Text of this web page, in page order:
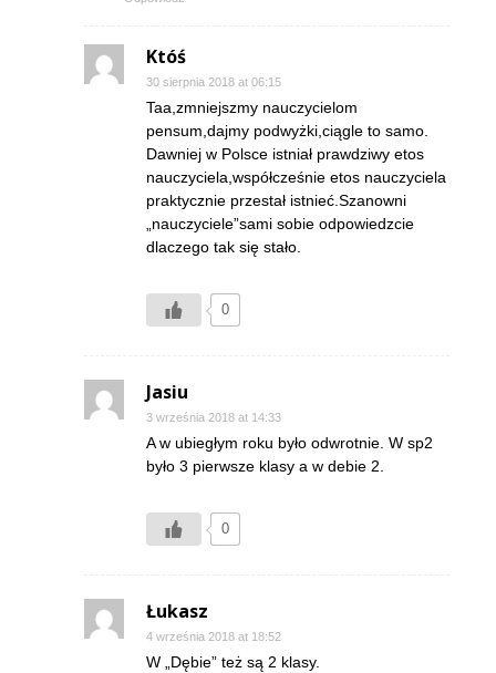
Któś
30 sierpnia 2018 at 06:15
Taa,zmniejszmy nauczycielom
pensum,dajmy podwyżki,ciągle to samo.
Dawniej w Polsce istniał prawdziwy etos
nauczyciela,współcześnie etos nauczyciela
praktycznie przestał istnieć.Szanowni
„nauczyciele”sami sobie odpowiedzcie
dlaczego tak się stało.
0
Jasiu
3 września 2018 at 14:33
A w ubiegłym roku było odwrotnie. W sp2
było 3 pierwsze klasy a w debie 2.
0
Łukasz
4 września 2018 at 18:52
W „Dębie” też są 2 klasy.